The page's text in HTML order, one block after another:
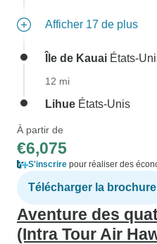
Afficher 17 de plus
Île de Kauai États-
12 mi
Lihue États-Unis
À partir de
€6,075
S'inscrire pour réaliser des
Télécharger la brochure
Aventure des
(Intra Tour Air